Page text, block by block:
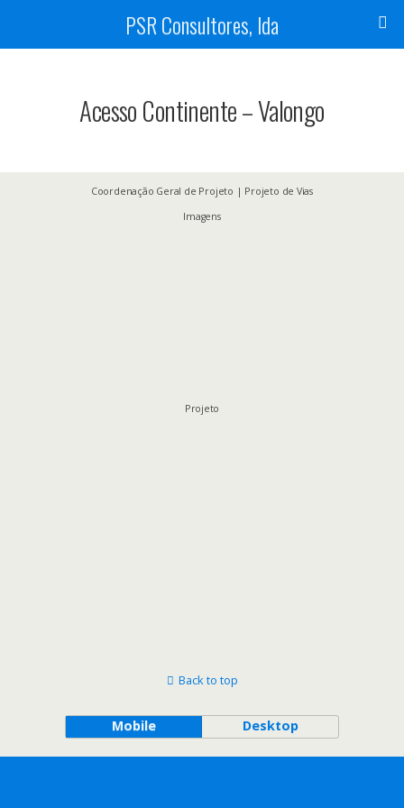
PSR Consultores, lda
Acesso Continente – Valongo
Coordenação Geral de Projeto | Projeto de Vias
Imagens
Projeto
Back to top
Mobile Desktop